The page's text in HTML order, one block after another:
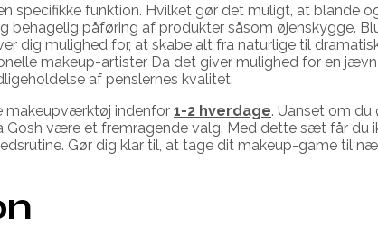
specifikke funktion. Hvilket gør det muligt, at blande
behagelig påføring af produkter såsom øjenskygge.
dig mulighed for, at skabe alt fra naturlige til
makeup-artister Da det giver mulighed for en
af penslernes kvalitet.
makeupværktøj indenfor 1-2 hverdage. Uanset om
være et fremragende valg. Med dette sæt får du
Gør dig klar til, at tage dit makeup-game til